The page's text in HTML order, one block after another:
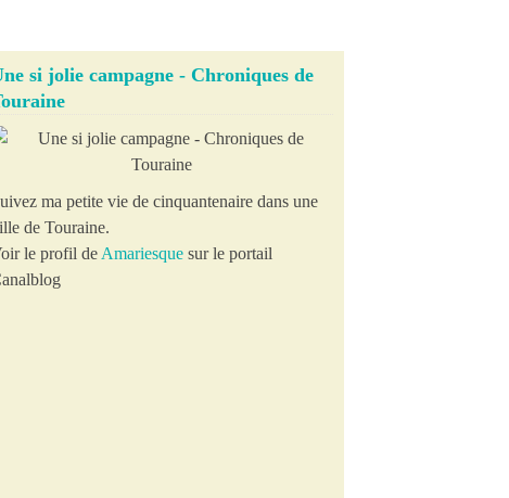
si jolie campagne - Chroniques de
ma petite vie de cinquantenaire dans une
de Touraine.
le profil de Amariesque sur le portail